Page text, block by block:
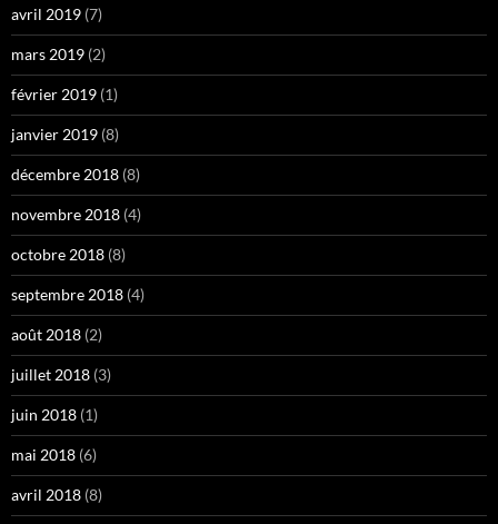
avril 2019 (7)
mars 2019 (2)
février 2019 (1)
janvier 2019 (8)
décembre 2018 (8)
novembre 2018 (4)
octobre 2018 (8)
septembre 2018 (4)
août 2018 (2)
juillet 2018 (3)
juin 2018 (1)
mai 2018 (6)
avril 2018 (8)